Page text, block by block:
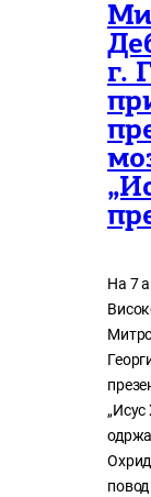
г.
На 7
„Исус